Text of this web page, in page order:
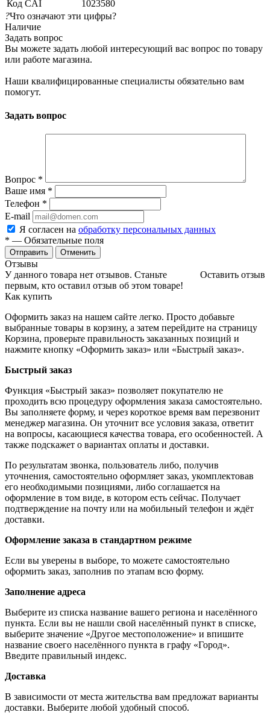
Код CAI
1023580
?Что означают эти цифры?
Наличие
Задать вопрос
Вы можете задать любой интересующий вас вопрос по товару
или работе магазина.
Наши квалифицированные специалисты обязательно вам
помогут.
Задать вопрос
Вопрос *
Ваше имя *
Телефон *
E-mail
Я согласен на обработку персональных данных
* — Обязательные поля
Отменить
Отзывы
Оставить отзыв
У данного товара нет отзывов. Станьте
первым, кто оставил отзыв об этом товаре!
Как купить
Оформить заказ на нашем сайте легко. Просто добавьте
выбранные товары в корзину, а затем перейдите на страницу
Корзина, проверьте правильность заказанных позиций и
нажмите кнопку «Оформить заказ» или «Быстрый заказ».
Быстрый заказ
Функция «Быстрый заказ» позволяет покупателю не
проходить всю процедуру оформления заказа самостоятельно.
Вы заполняете форму, и через короткое время вам перезвонит
менеджер магазина. Он уточнит все условия заказа, ответит
на вопросы, касающиеся качества товара, его особенностей. А
также подскажет о вариантах оплаты и доставки.
По результатам звонка, пользователь либо, получив
уточнения, самостоятельно оформляет заказ, укомплектовав
его необходимыми позициями, либо соглашается на
оформление в том виде, в котором есть сейчас. Получает
подтверждение на почту или на мобильный телефон и ждёт
доставки.
Оформление заказа в стандартном режиме
Если вы уверены в выборе, то можете самостоятельно
оформить заказ, заполнив по этапам всю форму.
Заполнение адреса
Выберите из списка название вашего региона и населённого
пункта. Если вы не нашли свой населённый пункт в списке,
выберите значение «Другое местоположение» и впишите
название своего населённого пункта в графу «Город».
Введите правильный индекс.
Доставка
В зависимости от места жительства вам предложат варианты
доставки. Выберите любой удобный способ.